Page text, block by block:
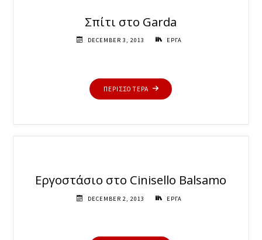
Σπίτι στο Garda
DECEMBER 3, 2013 ΕΡΓΑ
ΠΕΡΙΣΣΟΤΕΡΑ "ΣΠΊΤΙ
ΣΤΟ
Εργοστάσιο στο Cinisello Balsamo
DECEMBER 2, 2013 ΕΡΓΑ